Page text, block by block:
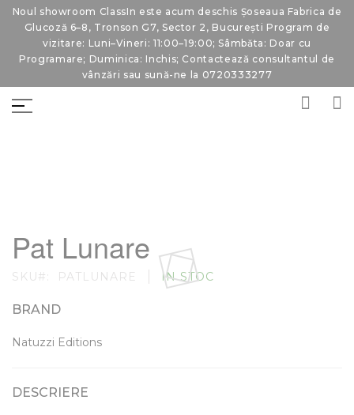
Noul showroom ClassIn este acum deschis Șoseaua Fabrica de
Glucoză 6–8, Tronson G7, Sector 2, București Program de
vizitare: Luni–Vineri: 11:00–19:00; Sâmbăta: Doar cu
Programare; Duminica: Inchis; Contactează consultantul de
vânzări sau sună-ne la 0720333277
the
end
the
gallery
the
beginning
the
gallery
Pat Lunare
SKU PATLUNARE IN STOC
BRAND
Natuzzi Editions
DESCRIERE